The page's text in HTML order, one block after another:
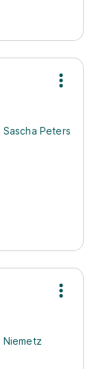
Sascha Peters
Niemetz